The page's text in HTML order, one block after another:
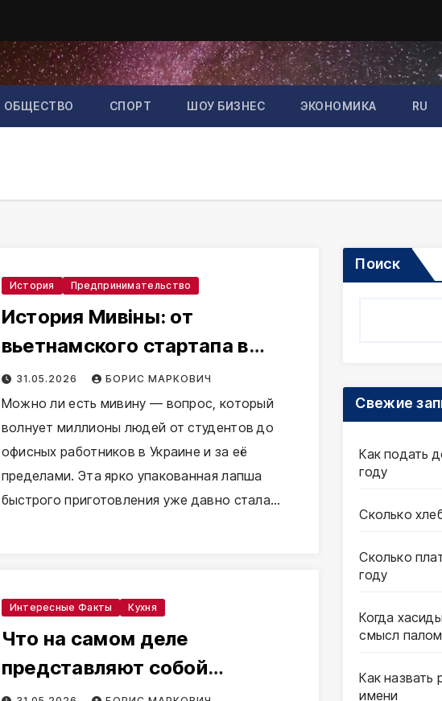
ОБЩЕСТВО СПОРТ ШОУ БИЗНЕС ЭКОНОМИКА RU
История Предпринимательство
История Мивіны: от
вьетнамского стартапа в
Харькове до народного
бренда
31.05.2026 БОРИС МАРКОВИЧ
Можно ли есть мивину — вопрос, который
волнует миллионы людей от студентов до
офисных работников в Украине и за её
пределами. Эта ярко упакованная лапша
быстрого приготовления уже давно стала…
Интересные Факты Кухня
Что на самом деле
представляют собой
Поиск
Свежие
Как подать
году
Сколько
Сколько
году
Когда
смысл
Как назвать
имени